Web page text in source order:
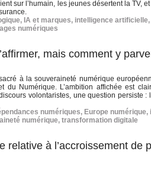
sur l’humain, les jeunes désertent la TV,
, IA et marques, intelligence artificielle,
numériques
mais comment y
à la souveraineté numérique
Numérique. L’ambition affichée est
volontaristes, une question persiste :
numériques, Europe numérique,
numérique, transformation digitale
relative à l’accroissement de